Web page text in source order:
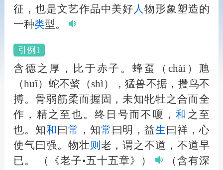
征，也是文艺作品中美好 人物形象塑造的
一种类型。
引例1
含德之厚，比于赤子。蜂虿（chài）虺
（huǐ）蛇不螫（shì），猛兽不据，攫鸟不
搏。骨弱筋柔而握固，未知牝牡之合而全
作，精之至也。终日号而不嗄，和 之至
也。知和 曰 常 ，知常 曰明，益生 曰祥，心
使气曰强。物壮则 老，谓之不道，不道早
已。
（《老子•五十五章》）
（含有深